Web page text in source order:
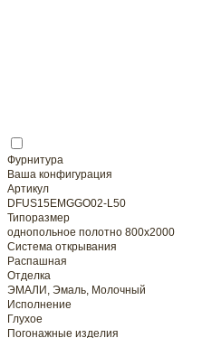
Фурнитура
Ваша конфигурация
Артикул
DFUS15EMGGO02-L50
Типоразмер
однопольное полотно 800x2000
Система открывания
Распашная
Отделка
ЭМАЛИ, Эмаль, Молочный
Исполнение
Глухое
Погонажные изделия